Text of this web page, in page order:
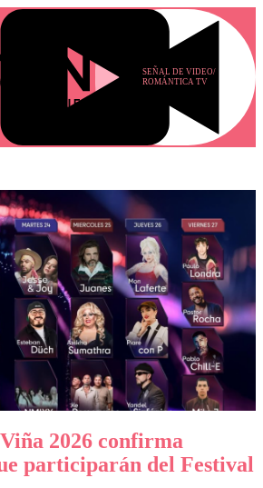
SEÑAL DE VIDEO/
ROMÁNTICA TV
2026 confirma
participarán del Festival